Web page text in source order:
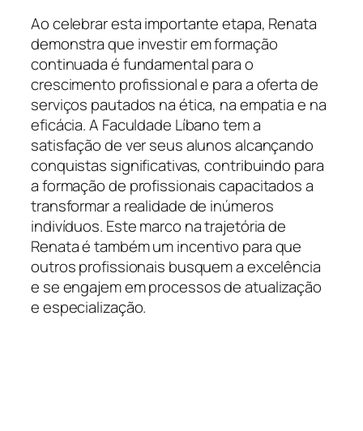
Ao celebrar esta importante etapa, Renata
demonstra que investir em formação
continuada é fundamental para o
crescimento profissional e para a oferta de
serviços pautados na ética, na empatia e na
eficácia. A Faculdade Líbano tem a
satisfação de ver seus alunos alcançando
conquistas significativas, contribuindo para
a formação de profissionais capacitados a
transformar a realidade de inúmeros
indivíduos. Este marco na trajetória de
Renata é também um incentivo para que
outros profissionais busquem a excelência
e se engajem em processos de atualização
e especialização.